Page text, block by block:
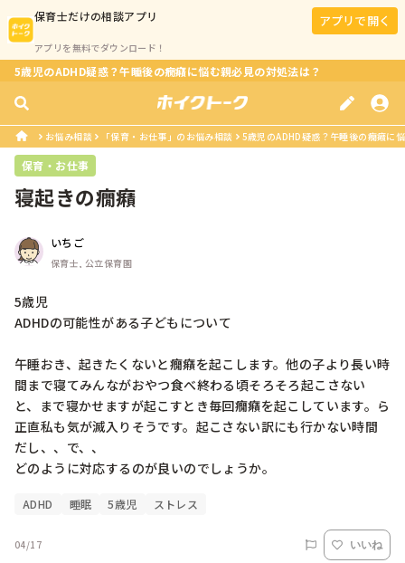
保育士だけの相談アプリ
アプリを無料でダウンロード！
アプリで開く
5歳児のADHD疑惑？午睡後の癇癪に悩む親必見の対処法は？
お悩み相談 「保育・お仕事」のお悩み相談 5歳児のADHD疑惑？午睡後の癇癪に
保育・お仕事
寝起きの癇癪
いちご
保育士, 公立保育園
5歳児
ADHDの可能性がある子どもについて
午睡おき、起きたくないと癇癪を起こします。他の子より長い時
間まで寝てみんながおやつ食べ終わる頃そろそろ起こさない
と、まで寝かせますが起こすとき毎回癇癪を起こしています。ら
正直私も気が滅入りそうです。起こさない訳にも行かない時間
だし、、で、、
どのように対応するのが良いのでしょうか。
ADHD 睡眠 5歳児 ストレス
04/17 いいね